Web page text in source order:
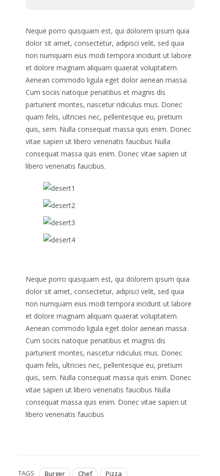
Neque porro quisquam est, qui dolorem ipsum quia
dolor sit amet, consectetur, adipisci velit, sed quia
non numquam eius modi tempora incidunt ut labore
et dolore magnam aliquam quaerat voluptatem.
Aenean commodo ligula eget dolor aenean massa.
Cum sociis natoque penatibus et magnis dis
parturient montes, nascetur ridiculus mus. Donec
quam felis, ultricies nec, pellentesque eu, pretium
quis, sem. Nulla consequat massa quis enim. Donec
vitae sapien ut libero venenatis faucibus Nulla
consequat massa quis enim. Donec vitae sapien ut
libero venenatis faucibus.
Neque porro quisquam est, qui dolorem ipsum quia
dolor sit amet, consectetur, adipisci velit, sed quia
non numquam eius modi tempora incidunt ut labore
et dolore magnam aliquam quaerat voluptatem.
Aenean commodo ligula eget dolor aenean massa.
Cum sociis natoque penatibus et magnis dis
parturient montes, nascetur ridiculus mus. Donec
quam felis, ultricies nec, pellentesque eu, pretium
quis, sem. Nulla consequat massa quis enim. Donec
vitae sapien ut libero venenatis faucibus Nulla
consequat massa quis enim. Donec vitae sapien ut
libero venenatis faucibus
TAGS Burger Chef Pizza